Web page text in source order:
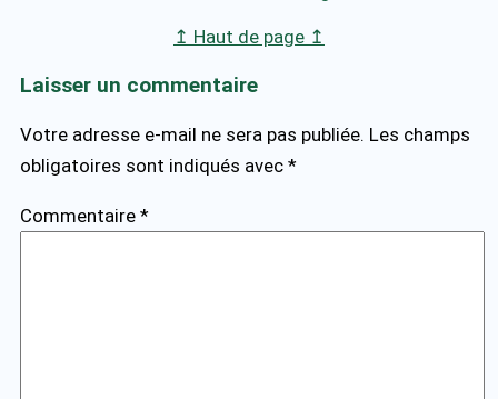
↥ Haut de page ↥
Laisser un commentaire
Votre adresse e-mail ne sera pas publiée. Les champs
obligatoires sont indiqués avec *
Commentaire *